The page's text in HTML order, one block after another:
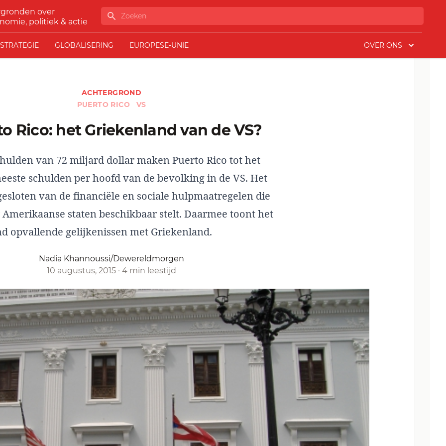
over
politiek & actie
Zoeken
STRATEGIE GLOBALISERING EUROPESE-UNIE OVER ONS
ACHTERGROND
PUERTO RICO
VS
Rico: het Griekenland van de VS?
van 72 miljard dollar maken Puerto Rico tot het
schulden per hoofd van de bevolking in de VS. Het
van de financiële en sociale hulpmaatregelen die
staten beschikbaar stelt. Daarmee toont het
opvallende gelijkenissen met Griekenland.
Nadia Khannoussi/Dewereldmorgen
10 augustus, 2015 · 4 min leestijd